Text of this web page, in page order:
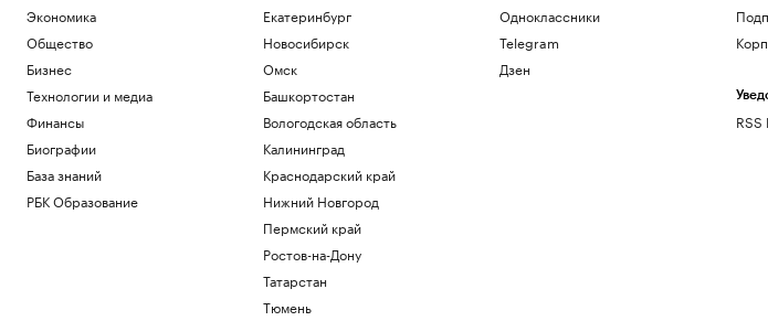
Экономика
Общество
Бизнес
Технологии и медиа
Финансы
Биографии
База знаний
РБК Образование
Екатеринбург
Новосибирск
Омск
Башкортостан
Вологодская область
Калининград
Краснодарский край
Нижний Новгород
Пермский край
Ростов-на-Дону
Татарстан
Тюмень
Одноклассники
Telegram
Дзен